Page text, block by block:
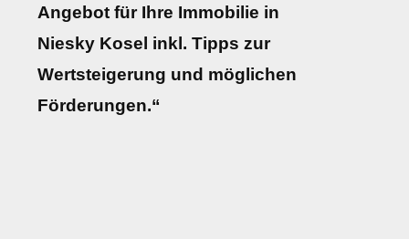
Angebot für Ihre Immobilie in
Niesky Kosel inkl. Tipps zur
Wertsteigerung und möglichen
Förderungen.“